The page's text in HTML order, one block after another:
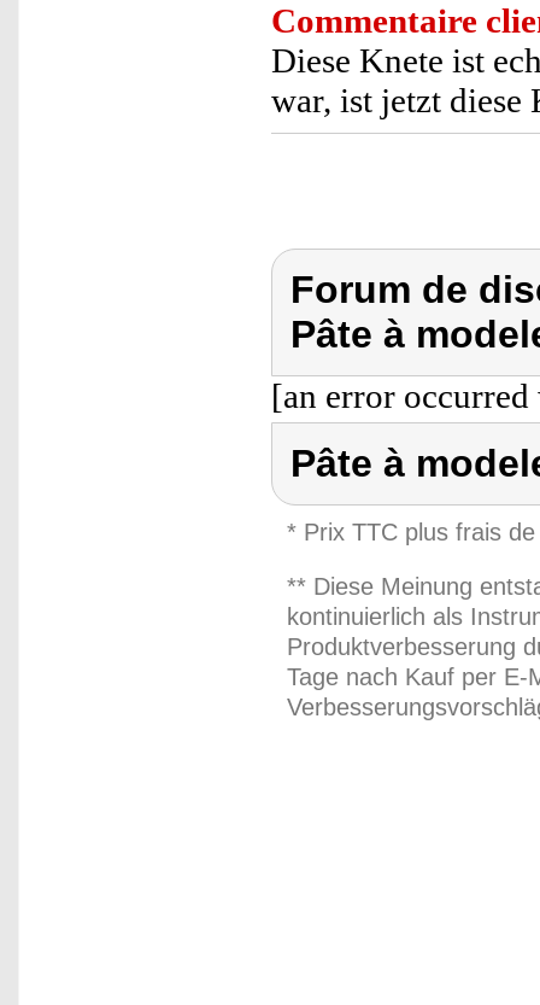
Commentaire
Diese Knete ist
war, ist jetzt
Forum de
Pâte à
[an error
Pâte à
* Prix TTC plus frais
** Diese Meinung
kontinuierlich als
Produktverbesserung
Tage nach Kauf per E-